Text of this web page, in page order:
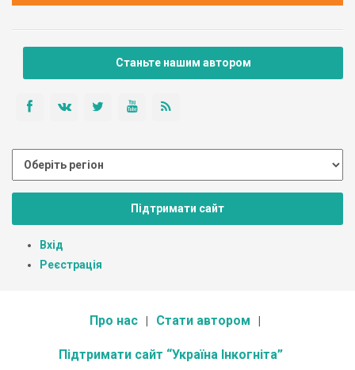
Станьте нашим автором
Підтримати сайт
Вхід
Реєстрація
Про нас Стати автором
Підтримати сайт “Україна Інкогніта”